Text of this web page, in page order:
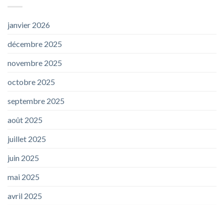
janvier 2026
décembre 2025
novembre 2025
octobre 2025
septembre 2025
août 2025
juillet 2025
juin 2025
mai 2025
avril 2025